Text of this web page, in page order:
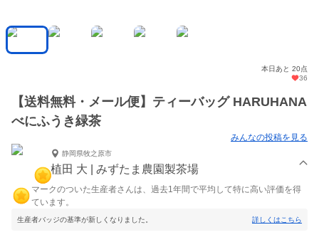
本日あと 20点
36
【送料無料・メール便】ティーバッグ HARUHANA
べにふうき緑茶
みんなの投稿を見る
静岡県牧之原市
植田 大 | みずたま農園製茶場
マークのついた生産者さんは、過去1年間で平均して特に高い評価を得
ています。
生産者バッジの基準が新しくなりました。 詳しくはこちら